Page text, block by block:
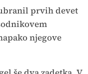
prvih devet
njegove